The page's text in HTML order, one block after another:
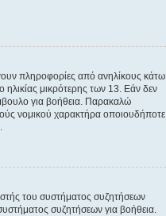
πληροφορίες από ανηλίκους κάτω
μικρότερης των 13. Εάν δεν
για βοήθεια. Παρακαλώ
νομικού χαρακτήρα οποιουδήποτε
του συστήματος συζητήσεων
συζητήσεων για βοήθεια.